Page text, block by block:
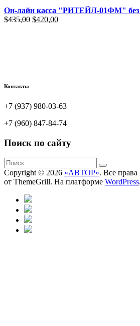
Он-лайн касса "РИТЕЙЛ-01ФМ"
$435,00 Первоначальная
$420,00Текущая
Контакты
+7 (937) 980-03-63
+7 (960) 847-84-74
Поиск по сайту
Copyright © 2026 «АВТОР». Все
от ThemeGrill. На платформе WordPress.